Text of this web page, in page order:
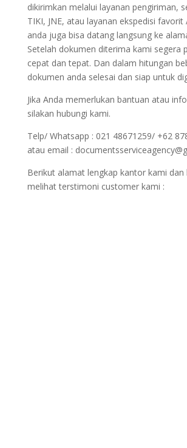
dikirimkan melalui layanan pengiriman,
TIKI, JNE, atau layanan ekspedisi favorit
anda juga bisa datang langsung ke
Setelah dokumen diterima kami segera
cepat dan tepat. Dan dalam hitungan
dokumen anda selesai dan siap untuk
Jika Anda memerlukan bantuan atau
silakan hubungi kami.
Telp/ Whatsapp : 021 48671259/ +62
atau email :
Berikut alamat lengkap kantor kami dan
melihat terstimoni customer kami :